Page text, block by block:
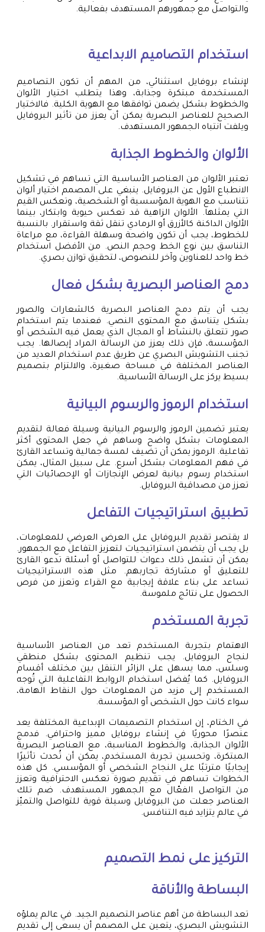
والتواصل مع جمهورهم المستهدف بفعالية.
استخدام التصاميم الابداعية
لإنشاء بروفايل استثنائي، من المهم أن تكون التصاميم
المستخدمة مبتكرة وجذابة، وهذا يتطلب اختيار الألوان
والخطوط بشكل يضمن توافقها مع الهوية الكلية. فالاختيار
الصحيح للعناصر البصرية يمكن أن يعزز من تأثير البروفايل
ويلفت انتباه الجمهور المستهدف.
الألوان والخطوط الجذابة
تعتبر الألوان من العناصر الأساسية التي تساهم في تشكيل
الانطباع الأول عن البروفايل. ينبغي على المصمم اختيار ألوان
تتناسب مع الهوية المؤسسية أو الشخصية، وتعكس القيم
التي يمثلها. الألوان الزاهية قد تعكس حيوية وابتكار، بينما
الألوان الداكنة كالأزرق أو الرمادي تنقل ثقة واستقرار. بالنسبة
للخطوط، يجب أن تكون واضحة وسهلة القراءة، مع مراعاة
التناسق بين نوع الخط وحجم النص. من الأفضل استخدام
خط واحد للعناوين وآخر للنصوص، لتحقيق توازن بصري.
دمج العناصر البصرية بشكل فعال
يجب أن يتم دمج العناصر البصرية كالشعارات والصور
بشكل يتناسق مع المحتوى النصي. فعندما يتم استخدام
صور تتعلق بالنشاط أو المجال الذي يعمل فيه الشخص أو
المؤسسة، فإن ذلك يعزز من الرسالة المراد إيصالها. يجب
تجنب التشويش البصري عن طريق عدم استخدام العديد من
العناصر المختلفة في مساحة صغيرة، والالتزام بتصميم
بسيط يركز على الرسالة الأساسية.
استخدام الرموز والرسوم البيانية
يعتبر تضمين الرموز والرسوم البيانية وسيلة فعالة لتقديم
المعلومات بشكل واضح وساهم في جعل المحتوى أكثر
تفاعلية. الرموز يمكن أن تضيف لمسة جمالية وتساعد القارئ
في فهم المعلومات بشكل أسرع. على سبيل المثال، يمكن
استخدام رسوم بيانية لعرض الإنجازات أو الإحصائيات التي
تعزز من مصداقية البروفايل.
تطبيق استراتيجيات التفاعل
لا يقتصر تقديم البروفايل على العرض العرضي للمعلومات،
بل يجب أن يتضمن استراتيجيات لتعزيز التفاعل مع الجمهور.
يمكن أن تشمل ذلك دعوات للتواصل أو أسئلة تدعو القارئ
للتعليق أو مشاركة تجاربهم. مثل هذه الاستراتيجيات
تساعد على بناء علاقة إيجابية مع القراء وتعزز من فرص
الحصول على نتائج ملموسة.
تجربة المستخدم
الاهتمام بتجربة المستخدم تعد من العناصر الأساسية
لنجاح البروفايل. يجب تنظيم المحتوى بشكل منطقي
وسلس، مما يسهل على الزائر التنقل بين مختلف أقسام
البروفايل. كما يُفضل استخدام الروابط التفاعلية التي تُوجه
المستخدم إلى مزيد من المعلومات حول النقاط الهامة،
سواء كانت حول الشخص أو المؤسسة.
في الختام، إن استخدام التصميمات الإبداعية المختلفة يعد
عنصرًا محوريًا في إنشاء بروفايل مميز واحترافي. فدمج
الألوان الجذابة، والخطوط المناسبة، مع العناصر البصرية
المبتكرة، وتحسين تجربة المستخدم، يمكن أن تُحدث تأثيرًا
إيجابيًا مترتبًا على النجاح الشخصي أو المؤسسي. كل هذه
الخطوات تساهم في تقديم صورة تعكس الاحترافية وتعزز
من التواصل الفعّال مع الجمهور المستهدف. ضم تلك
العناصر جعلت من البروفايل وسيلة قوية للتواصل والتميّز
في عالم يتزايد فيه التنافس.
التركيز على نمط التصميم
البساطة والأناقة
تعد البساطة من أهم عناصر التصميم الجيد. في عالم يملؤه
التشويش البصري، يتعين على المصمم أن يسعى إلى تقديم